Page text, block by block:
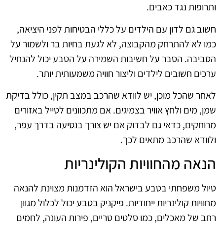
ותרופות נגד כאבים.
חשוב גם לדון עם הילדים על כללי הבטיחות לפני היציאה,
כמו לא להתרחק מהקבוצה, לא לגעת בחיות בר ולשמור על
הסביבה. הסבר על חשיבות השמירה על הטבע יכול להנחיל
ערכים חשובים לילדים וליצור חוויה משמעותית יותר.
לאחר שהכל מוכן, יש לוודא שהרכב במצב תקין, כולל בדיקת
שמן, מים ולחץ אוויר בצמיגים. אם מתכוונים לטייל באזורים
מרוחקים, כדאי גם לבדוק אם יש צורך בנסיעה בדרך עפר,
ולוודא שהרכב מתאים לכך.
הנאה מהחוויות הקולינריות
טיול משפחתי בטבע בישראל הוא הזדמנות מצוינת להנאה
מחוויות קולינריות ייחודיות. פיקניק בטבע יכול לכלול מגוון
רחב של מאכלים, כמו סלטים טריים, פירות העונה, לחמים